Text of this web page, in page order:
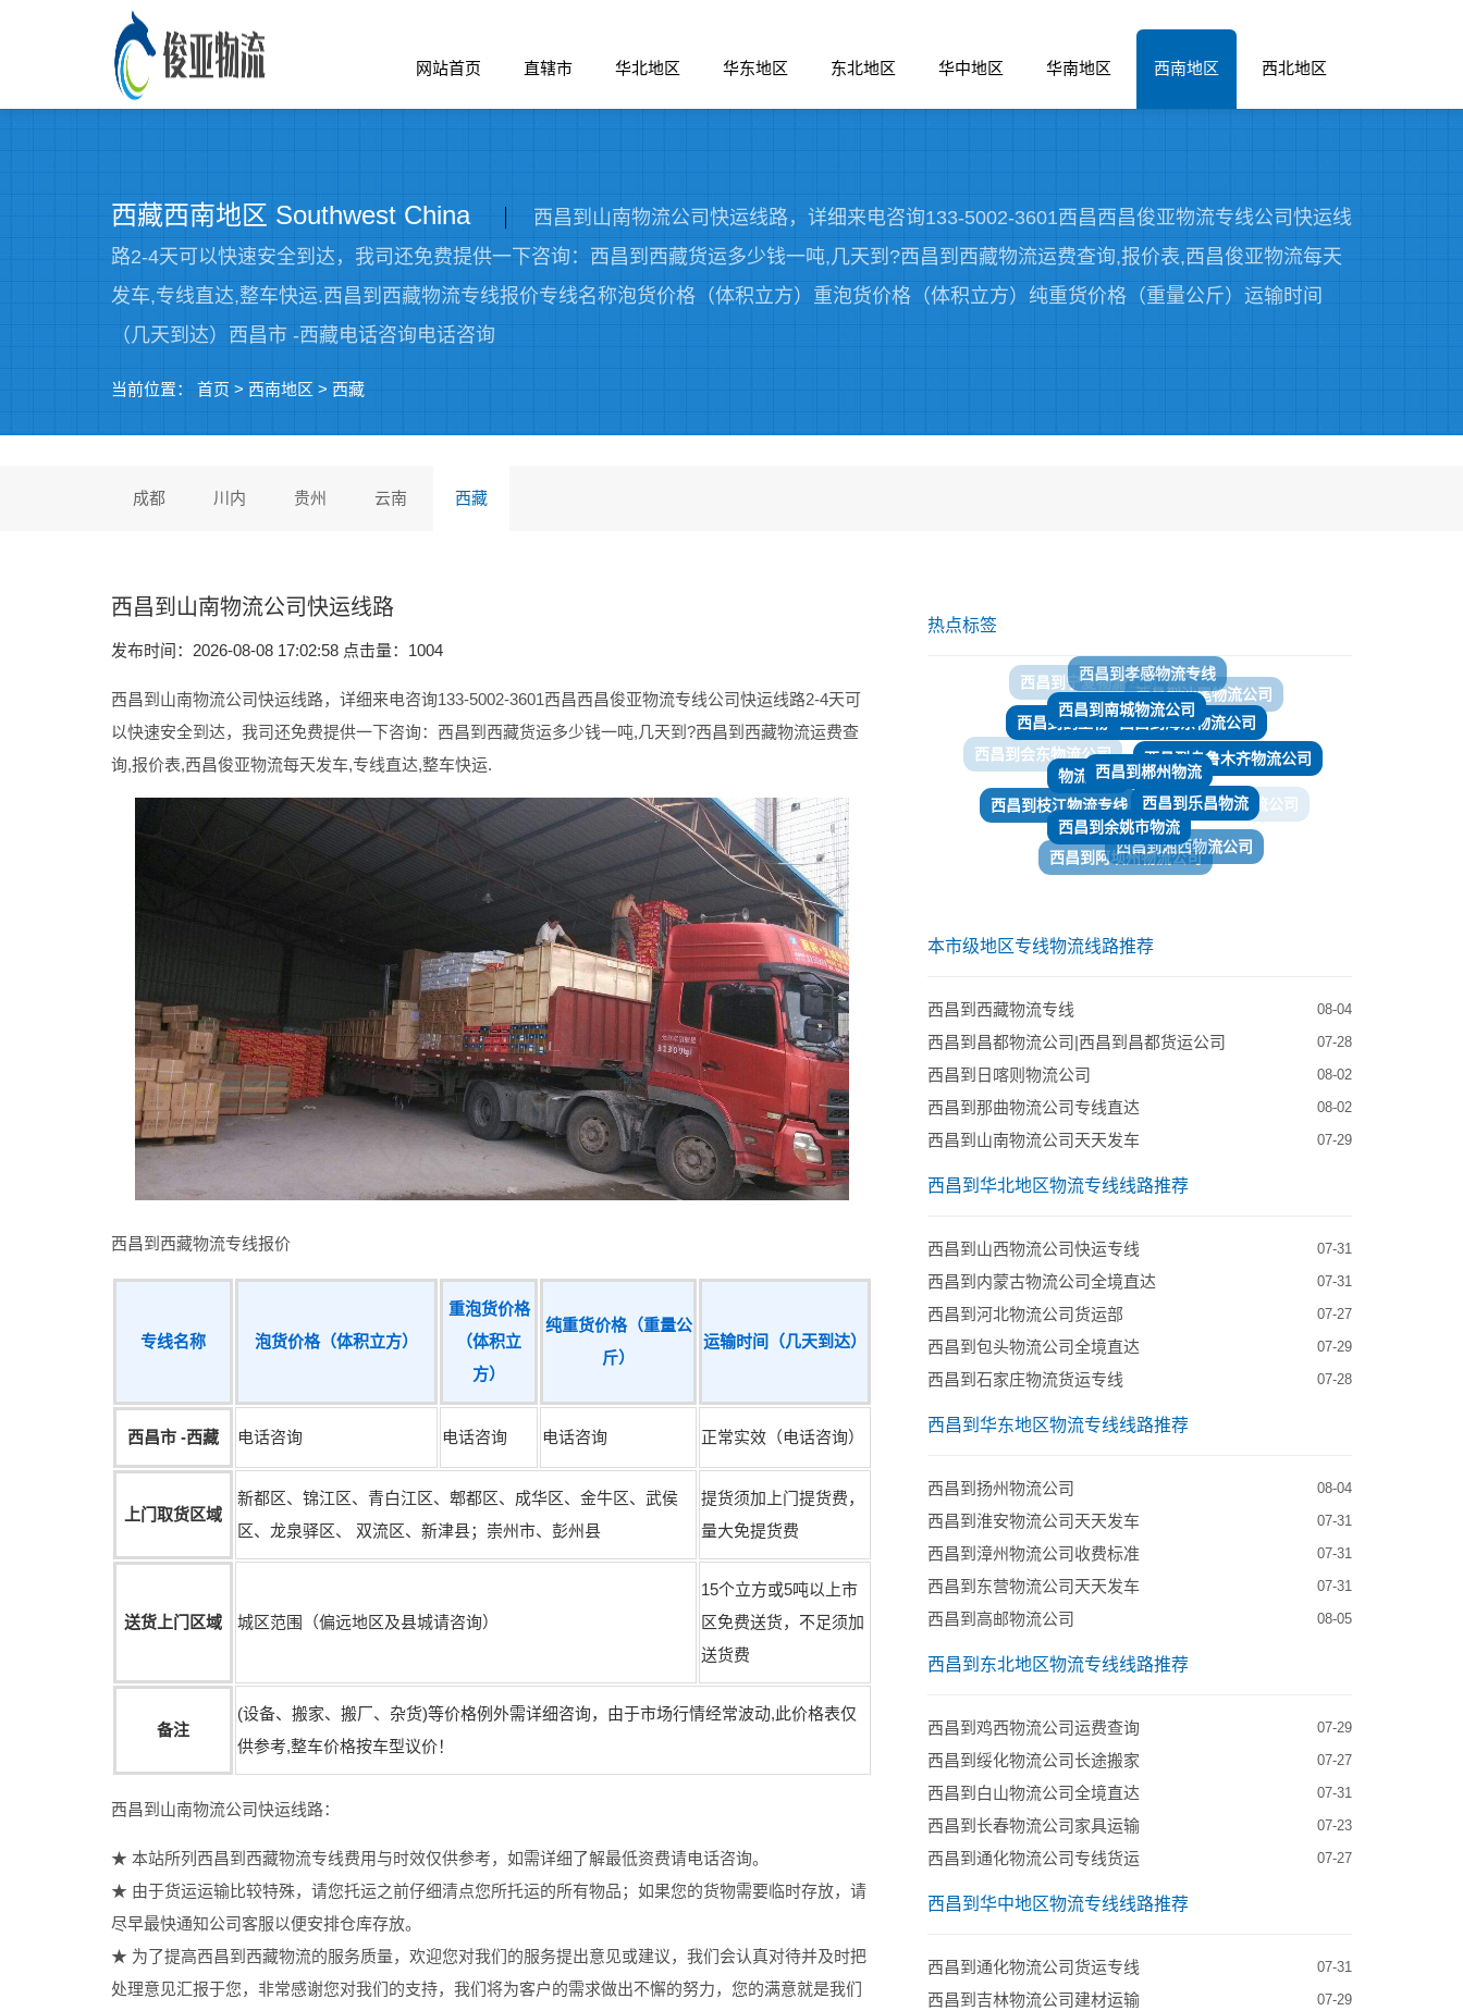
网站首页 直辖市 华北地区 华东地区 东北地区 华中地区 华南地区 西南地区 西北地区
西藏西南地区 Southwest China
西昌到山南物流公司快运线路，详细来电咨询133-5002-3601西昌西昌俊亚物流专线公司快运线
路2-4天可以快速安全到达，我司还免费提供一下咨询：西昌到西藏货运多少钱一吨,几天到?西昌到西藏物流运费查询,报价表,西昌俊亚物流每天
发车,专线直达,整车快运.西昌到西藏物流专线报价专线名称泡货价格（体积立方）重泡货价格（体积立方）纯重货价格（重量公斤）运输时间
（几天到达）西昌市 -西藏电话咨询电话咨询
当前位置： 首页 > 西南地区 > 西藏
成都 川内 贵州 云南 西藏
西昌到山南物流公司快运线路
发布时间：2026-08-08 17:02:58 点击量： 1004
西昌到山南物流公司快运线路，详细来电咨询133-5002-3601西昌西昌俊亚物流专线公司快运线路2-4天可
以快速安全到达，我司还免费提供一下咨询：西昌到西藏货运多少钱一吨,几天到?西昌到西藏物流运费查
询,报价表,西昌俊亚物流每天发车,专线直达,整车快运.
西昌到西藏物流专线报价
专线名称 泡货价格（体积立方）
重泡货价格
（体积立
方）
纯重货价格（重量公
斤）
运输时间（几天到达）
西昌市 -西藏 电话咨询 电话咨询 电话咨询 正常实效（电话咨询）
上门取货区域
新都区、锦江区、青白江区、郫都区、成华区、金牛区、武侯
区、龙泉驿区、 双流区、新津县；崇州市、彭州县
提货须加上门提货费，
量大免提货费
送货上门区域 城区范围（偏远地区及县城请咨询）
15个立方或5吨以上市
区免费送货，不足须加
送货费
备注
(设备、搬家、搬厂、杂货)等价格例外需详细咨询，由于市场行情经常波动,此价格表仅
供参考,整车价格按车型议价！
西昌到山南物流公司快运线路：
★ 本站所列西昌到西藏物流专线费用与时效仅供参考，如需详细了解最低资费请电话咨询。
★ 由于货运运输比较特殊，请您托运之前仔细清点您所托运的所有物品；如果您的货物需要临时存放，请
尽早最快通知公司客服以便安排仓库存放。
★ 为了提高西昌到西藏物流的服务质量，欢迎您对我们的服务提出意见或建议，我们会认真对待并及时把
处理意见汇报于您，非常感谢您对我们的支持，我们将为客户的需求做出不懈的努力，您的满意就是我们
热点标签
西昌到鹤壁物流
西昌到南城物流公司
西昌到海东物流公司
西昌到乌鲁木齐物流公司
西昌到金阳物流公司
西昌到理塘物流
西昌到二连浩特货运
西昌到抚州物流
西昌到枝江物流专线
物流公司
​西昌到郴州物流
西昌到乐昌物流
西昌到湘西物流公司
西昌到阿坝州物流公司
西昌到余姚市物流
本市级地区专线物流线路推荐
西昌到西藏物流专线 08-04
西昌到昌都物流公司|西昌到昌都货运公司 07-28
西昌到日喀则物流公司 08-02
​西昌到那曲物流公司专线直达 08-02
西昌到山南物流公司天天发车 07-29
西昌到华北地区物流专线线路推荐
西昌到山西物流公司快运专线 07-31
​西昌到内蒙古物流公司全境直达 07-31
西昌到河北物流公司货运部 07-27
​西昌到包头物流公司全境直达 07-29
西昌到石家庄物流货运专线 07-28
西昌到华东地区物流专线线路推荐
西昌到扬州物流公司 08-04
西昌到淮安物流公司天天发车 07-31
西昌到漳州物流公司收费标准 07-31
西昌到东营物流公司天天发车 07-31
西昌到高邮物流公司 08-05
西昌到东北地区物流专线线路推荐
西昌到鸡西物流公司运费查询 07-29
西昌到绥化物流公司长途搬家 07-27
西昌到白山物流公司全境直达 07-31
西昌到长春物流公司家具运输 07-23
西昌到通化物流公司专线货运 07-27
西昌到华中地区物流专线线路推荐
西昌到通化物流公司货运专线 07-31
西昌到吉林物流公司建材运输 07-29